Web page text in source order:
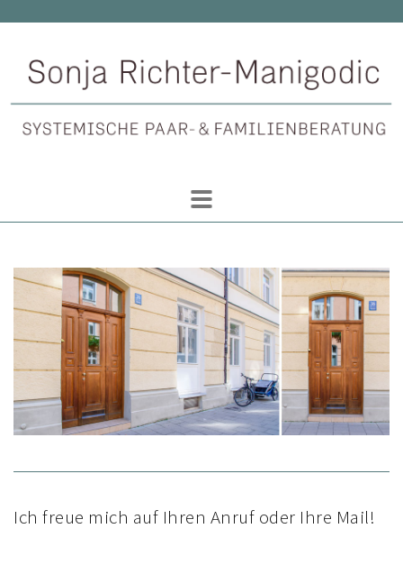
Ich freue mich auf Ihren Anruf oder Ihre Mail!